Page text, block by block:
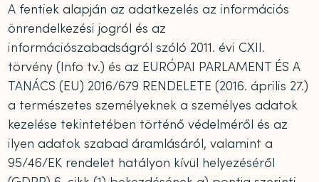
A fentiek alapján az adatkezelés az információs
önrendelkezési jogról és az
információszabadságról szóló 2011. évi CXII.
törvény (Info tv.) és az EURÓPAI PARLAMENT ÉS A
TANÁCS (EU) 2016/679 RENDELETE (2016. április 27.)
a természetes személyeknek a személyes adatok
kezelése tekintetében történő védelméről és az
ilyen adatok szabad áramlásáról, valamint a
95/46/EK rendelet hatályon kívül helyezéséről